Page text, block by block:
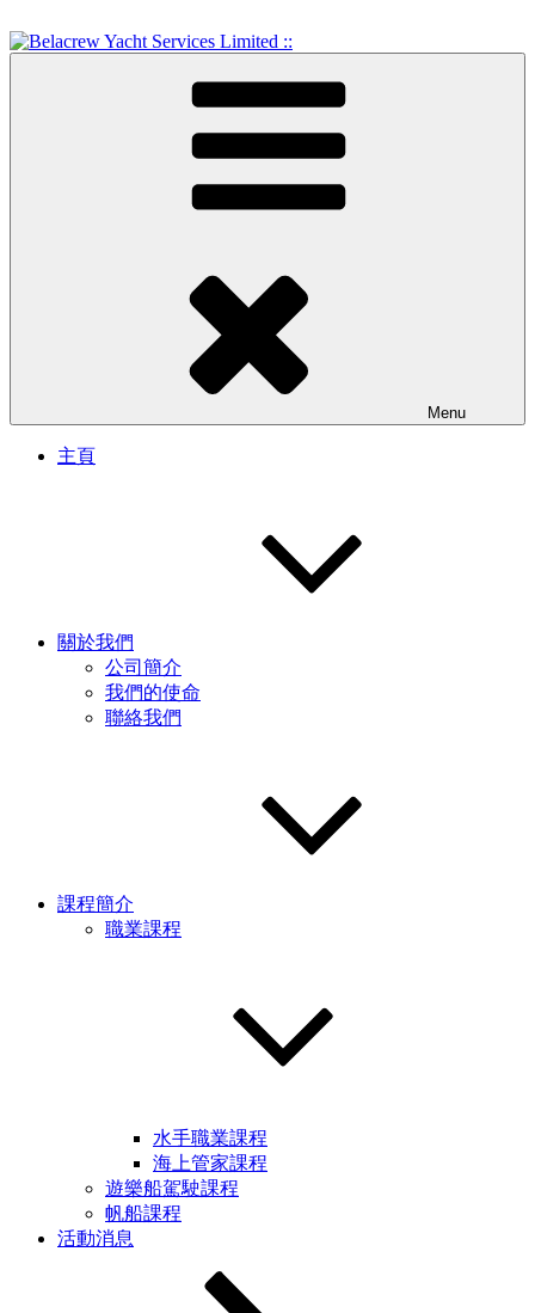
to
content
Belacrew Yacht Services
Crew Training and Yacht Service
Menu
主頁
關於我們
公司簡介
我們的使命
聯絡我們
課程簡介
職業課程
水手職業課程
海上管家課程
遊樂船駕駛課程
帆船課程
活動消息